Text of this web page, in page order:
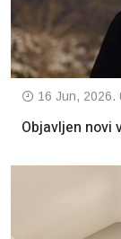
16 Jun, 2026.
Objavljen novi